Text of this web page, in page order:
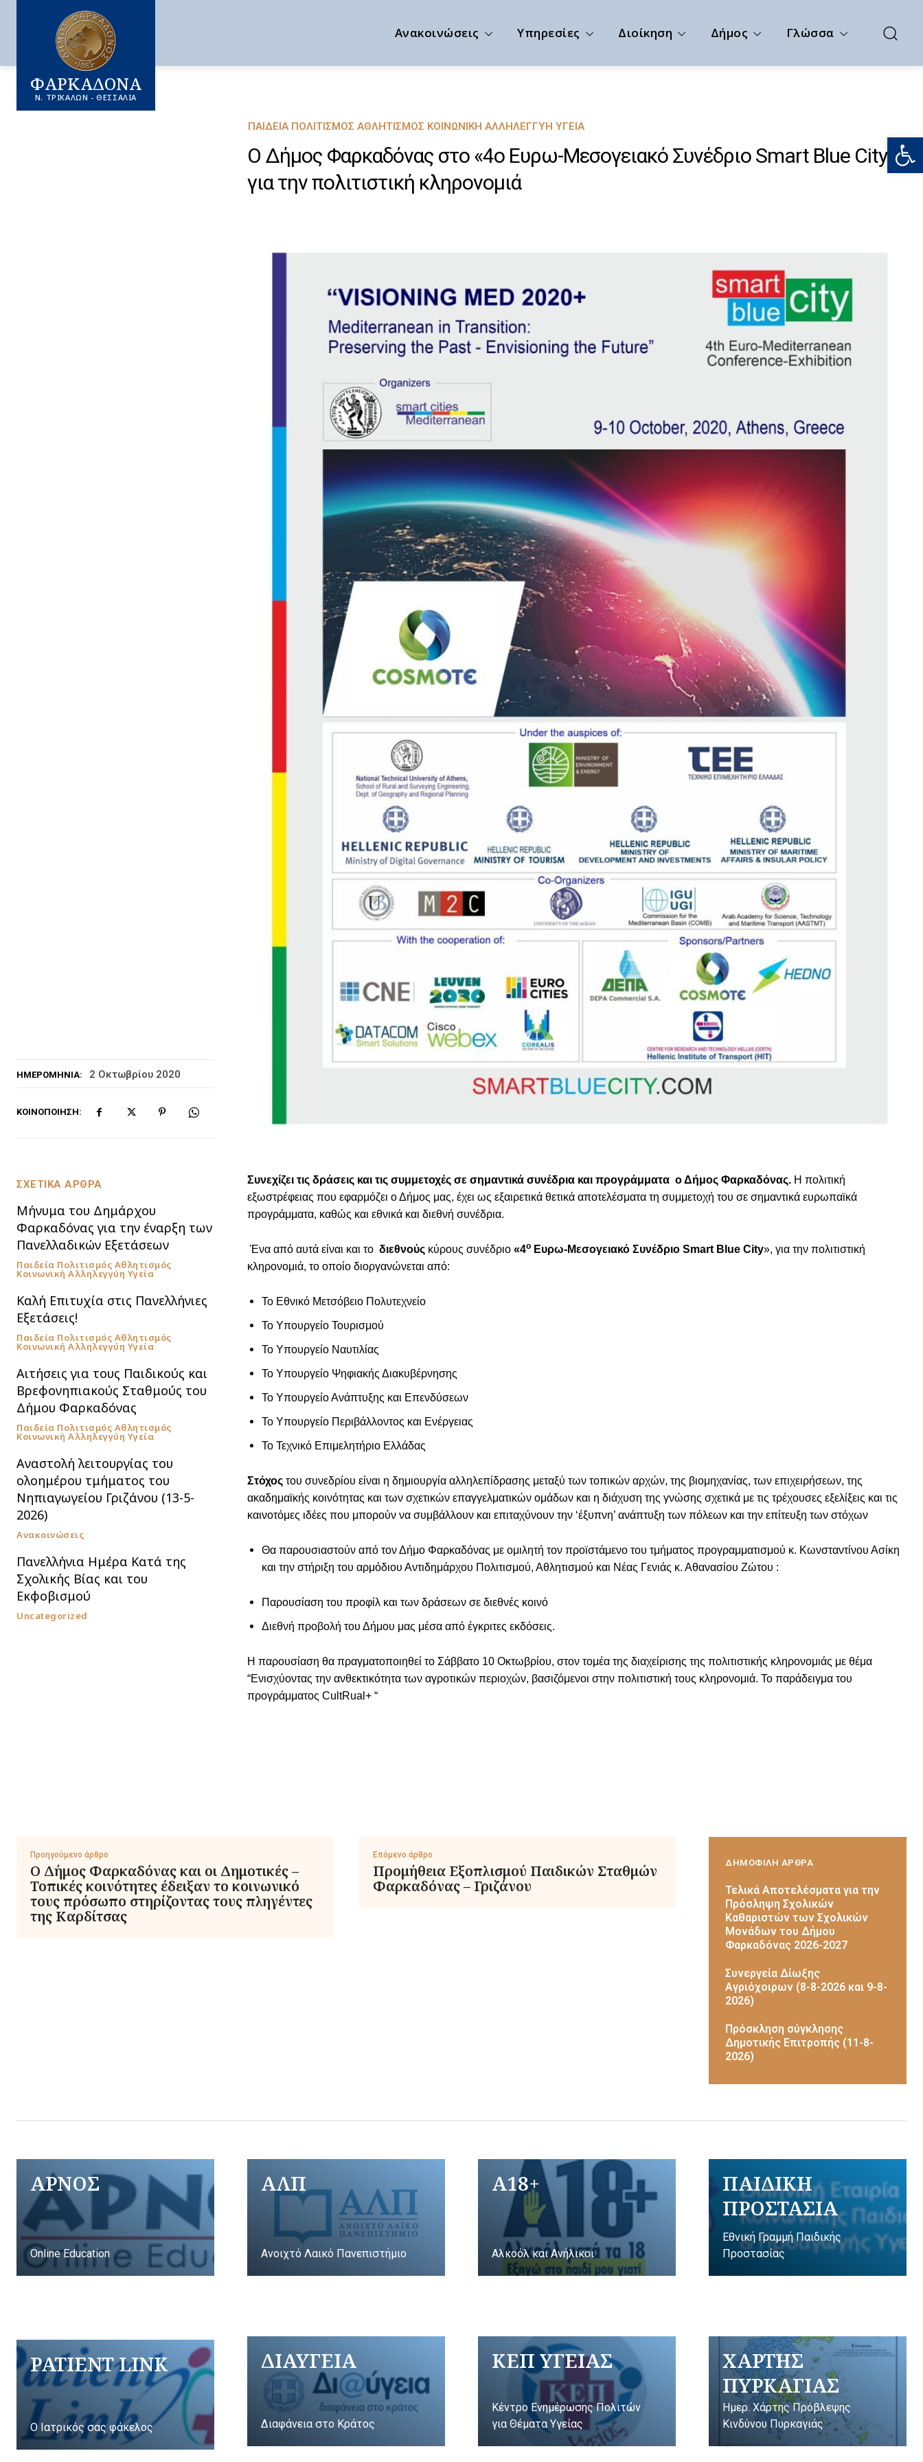
ΦΑΡΚΑΔΟΝΑ
Ν. ΤΡΙΚΑΛΩΝ - ΘΕΣΣΑΛΙΑ
Ανακοινώσεις Υπηρεσίες Διοίκηση Δήμος Γλώσσα
ΗΜΕΡΟΜΗΝΊΑ: 2 Οκτωβρίου 2020
ΚΟΙΝΟΠΟΊΗΣΗ:
ΠΑΙΔΕΊΑ ΠΟΛΙΤΙΣΜΌΣ ΑΘΛΗΤΙΣΜΌΣ ΚΟΙΝΩΝΙΚΉ ΑΛΛΗΛΕΓΓΎΗ ΥΓΕΊΑ
Ο Δήμος Φαρκαδόνας στο «4ο Ευρω-Μεσογειακό Συνέδριο Smart Blue City»
για την πολιτιστική κληρονομιά
ΣΧΕΤΙΚΑ ΑΡΘΡΑ
Μήνυμα του Δημάρχου
Φαρκαδόνας για την έναρξη των
Πανελλαδικών Εξετάσεων
Παιδεία Πολιτισμός Αθλητισμός
Κοινωνική Αλληλεγγύη Υγεία
Καλή Επιτυχία στις Πανελλήνιες
Εξετάσεις!
Παιδεία Πολιτισμός Αθλητισμός
Κοινωνική Αλληλεγγύη Υγεία
Αιτήσεις για τους Παιδικούς και
Βρεφονηπιακούς Σταθμούς του
Δήμου Φαρκαδόνας
Παιδεία Πολιτισμός Αθλητισμός
Κοινωνική Αλληλεγγύη Υγεία
Αναστολή λειτουργίας του
ολοημέρου τμήματος του
Νηπιαγωγείου Γριζάνου (13-5-
2026)
Ανακοινώσεις
Πανελλήνια Ημέρα Κατά της
Σχολικής Βίας και του
Εκφοβισμού
Uncategorized
Συνεχίζει τις δράσεις και τις συμμετοχές σε σημαντικά συνέδρια και προγράμματα ο Δήμος Φαρκαδόνας. Η πολιτική
εξωστρέφειας που εφαρμόζει ο Δήμος μας, έχει ως εξαιρετικά θετικά αποτελέσματα τη συμμετοχή του σε σημαντικά ευρωπαϊκά
προγράμματα, καθώς και εθνικά και διεθνή συνέδρια.
Ένα από αυτά είναι και το διεθνούς κύρους συνέδριο «4ο Ευρω-Μεσογειακό Συνέδριο Smart Blue City», για την πολιτιστική
κληρονομιά, το οποίο διοργανώνεται από:
Το Εθνικό Μετσόβειο Πολυτεχνείο
Το Υπουργείο Τουρισμού
Το Υπουργείο Ναυτιλίας
Το Υπουργείο Ψηφιακής Διακυβέρνησης
Το Υπουργείο Ανάπτυξης και Επενδύσεων
Το Υπουργείο Περιβάλλοντος και Ενέργειας
Το Τεχνικό Επιμελητήριο Ελλάδας
Στόχος του συνεδρίου είναι η δημιουργία αλληλεπίδρασης μεταξύ των τοπικών αρχών, της βιομηχανίας, των επιχειρήσεων, της
ακαδημαϊκής κοινότητας και των σχετικών επαγγελματικών ομάδων και η διάχυση της γνώσης σχετικά με τις τρέχουσες εξελίξεις και τις
καινοτόμες ιδέες που μπορούν να συμβάλλουν και επιταχύνουν την ‘έξυπνη’ ανάπτυξη των πόλεων και την επίτευξη των στόχων
Θα παρουσιαστούν από τον Δήμο Φαρκαδόνας με ομιλητή τον προϊστάμενο του τμήματος προγραμματισμού κ. Κωνσταντίνου Ασίκη
και την στήριξη του αρμόδιου Αντιδημάρχου Πολιτισμού, Αθλητισμού και Νέας Γενιάς κ. Αθανασίου Ζώτου :
Παρουσίαση του προφίλ και των δράσεων σε διεθνές κοινό
Διεθνή προβολή του Δήμου μας μέσα από έγκριτες εκδόσεις.
Η παρουσίαση θα πραγματοποιηθεί το Σάββατο 10 Οκτωβρίου, στον τομέα της διαχείρισης της πολιτιστικής κληρονομιάς με θέμα
“Ενισχύοντας την ανθεκτικότητα των αγροτικών περιοχών, βασιζόμενοι στην πολιτιστική τους κληρονομιά. Το παράδειγμα του
προγράμματος CultRual+ “
Προηγούμενο άρθρο
Ο Δήμος Φαρκαδόνας και οι Δημοτικές –
Τοπικές κοινότητες έδειξαν το κοινωνικό
τους πρόσωπο στηρίζοντας τους πληγέντες
της Καρδίτσας
Επόμενο άρθρο
Προμήθεια Εξοπλισμού Παιδικών Σταθμών
Φαρκαδόνας – Γριζάνου
ΔΗΜΟΦΙΛΗ ΑΡΘΡΑ
Τελικά Αποτελέσματα για την
Πρόσληψη Σχολικών
Καθαριστών των Σχολικών
Μονάδων του Δήμου
Φαρκαδόνας 2026-2027
Συνεργεία Δίωξης
Αγριόχοιρων (8-8-2026 και 9-8-
2026)
Πρόσκληση σύγκλησης
Δημοτικής Επιτροπής (11-8-
2026)
ΑΡΝΟΣ
Online Education
ΑΛΠ
Ανοιχτό Λαικό Πανεπιστήμιο
A18+
Αλκοόλ και Ανήλικοι
ΠΑΙΔΙΚΗ
ΠΡΟΣΤΑΣΙΑ
Εθνική Γραμμή Παιδικής
Προστασίας
PATIENT LINK
Ο Ιατρικός σας φάκελος
ΔΙΑΥΓΕΙΑ
Διαφάνεια στο Κράτος
ΚΕΠ ΥΓΕΙΑΣ
Κέντρο Ενημέρωσης Πολιτών
για Θέματα Υγείας
ΧΑΡΤΗΣ
ΠΥΡΚΑΓΙΑΣ
Ημερ. Χάρτης Πρόβλεψης
Κινδύνου Πυρκαγιάς